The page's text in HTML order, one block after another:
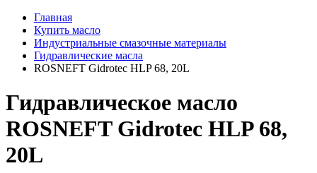
Главная
Купить масло
Индустриальные смазочные материалы
Гидравлические масла
ROSNEFT Gidrotec HLP 68, 20L
Гидравлическое масло
ROSNEFT Gidrotec HLP 68,
20L